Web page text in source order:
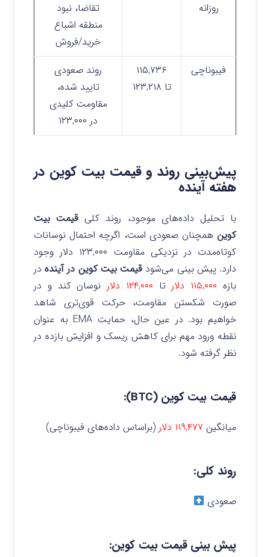
روزانه
تقاضا، نبود
منطقه اشباع
خرید/فروش
فیبوناچی
۱۱۵,۷۳۶
تا ۱۲۳,۲۱۸
روند صعودی
تایید شده،
مقاومت کلیدی
در ۱۲۳,۰۰۰
پیش‌بینی روند و قیمت بیت‌ کوین در
هفته آینده
با تحلیل داده‌های موجود، روند کلی قیمت بیت‌
کوین همچنان صعودی است، اگرچه احتمال نوسانات
کوتاه‌مدت در نزدیکی مقاومت ۱۲۳,۰۰۰ دلار وجود
دارد. پیش‌ بینی می‌شود قیمت بیت کوین در آیندهدر
بازه ۱۱۵,۰۰۰ دلار تا ۱۲۴,۰۰۰ دلار
نوسان کند و در
صورت شکستن مقاومت، حرکت قوی‌تری شاهد
خواهیم بود. در عین حال، حمایت EMA به عنوان
نقطه ورود مهم برای کاهش ریسک و افزایش بازده در
نظر گرفته شود.
قیمت بیت‌ کوین (BTC):
میانگین ۱۱۹,۴۷۷ دلار (براساس داده‌های فیبوناچی)
روند کلی:
صعودی
پیش‌ بینی قیمت بیت کوین: